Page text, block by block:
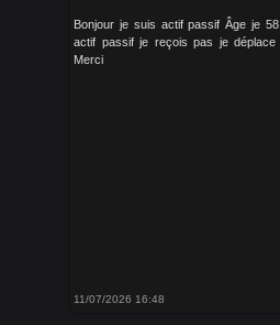
Bonjour je suis actif passif Âge je
actif passif je reçois pas je
Merci
11/07/2026 16:48